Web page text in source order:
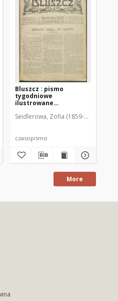
Red. i Wyd.
Bluszcz : pismo
tygodniowe
ilustrowane
kobiecym, 1912 R. 48, nr
Seidlerowa, Zofia (1859-1919). Red.
czasopismo
More